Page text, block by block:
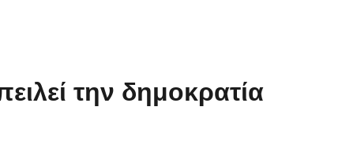
την δημοκρατία